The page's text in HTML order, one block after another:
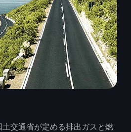
交通省が定める排出ガスと燃